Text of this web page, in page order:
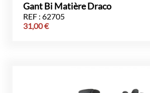
Gant Bi Matière Draco
REF : 62705
31,00€